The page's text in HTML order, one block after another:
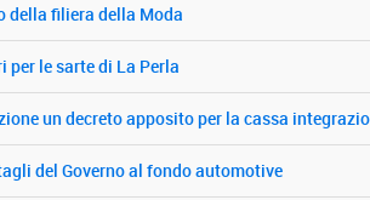
della filiera della Moda
le sarte di La Perla
un decreto apposito per la cassa
del Governo al fondo automotive